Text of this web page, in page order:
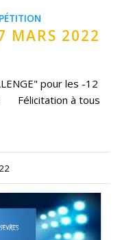
MARS 2022
pour les -12
Félicitation à tous